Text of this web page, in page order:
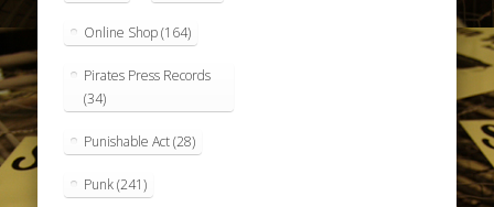
Online Shop(164)
Pirates Press Records
(34)
Punishable Act(28)
Punk(241)